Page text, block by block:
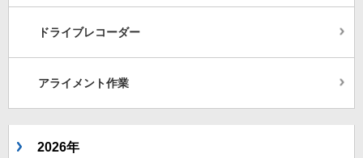
ドライブレコーダー
アライメント作業
2026年